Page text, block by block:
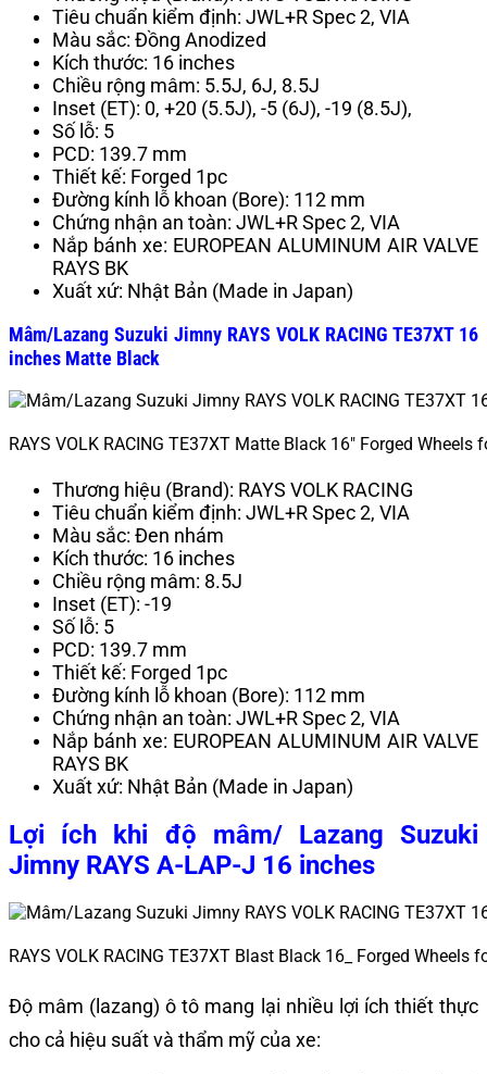
Tiêu chuẩn kiểm định: JWL+R Spec 2, VIA
Màu sắc: Đồng Anodized
Kích thước: 16 inches
Chiều rộng mâm: 5.5J, 6J, 8.5J
Inset (ET): 0, +20 (5.5J), -5 (6J), -19 (8.5J),
Số lỗ: 5
PCD: 139.7 mm
Thiết kế: Forged 1pc
Đường kính lỗ khoan (Bore): 112 mm
Chứng nhận an toàn: JWL+R Spec 2, VIA
Nắp bánh xe: EUROPEAN ALUMINUM AIR VALVE
RAYS BK
Xuất xứ: Nhật Bản (Made in Japan)
Mâm/Lazang Suzuki Jimny RAYS VOLK RACING TE37XT 16
inches Matte Black
RAYS VOLK RACING TE37XT Matte Black 16″ Forged Wheels
Thương hiệu (Brand): RAYS VOLK RACING
Tiêu chuẩn kiểm định: JWL+R Spec 2, VIA
Màu sắc: Đen nhám
Kích thước: 16 inches
Chiều rộng mâm: 8.5J
Inset (ET): -19
Số lỗ: 5
PCD: 139.7 mm
Thiết kế: Forged 1pc
Đường kính lỗ khoan (Bore): 112 mm
Chứng nhận an toàn: JWL+R Spec 2, VIA
Nắp bánh xe: EUROPEAN ALUMINUM AIR VALVE
RAYS BK
Xuất xứ: Nhật Bản (Made in Japan)
Lợi ích khi độ mâm/ Lazang Suzuki
Jimny RAYS A-LAP-J 16 inches
RAYS VOLK RACING TE37XT Blast Black 16_ Forged Wheels
Độ mâm (lazang) ô tô mang lại nhiều lợi ích thiết thực
cho cả hiệu suất và thẩm mỹ của xe: